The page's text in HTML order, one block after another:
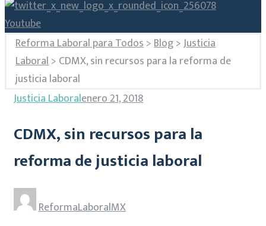
Youtube
Reforma Laboral para Todos>Blog>Justicia
Laboral> CDMX, sin recursos para la reforma de
justicia laboral
Justicia Laboralenero 21, 2018
CDMX, sin recursos para la
reforma de justicia laboral
ReformaLaboralMX